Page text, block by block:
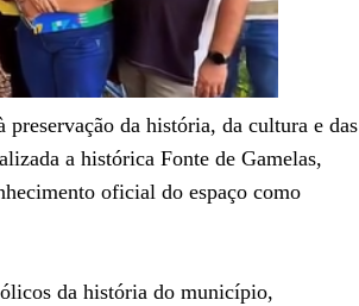
da história, da cultura e das
a histórica Fonte de Gamelas,
oficial do espaço como
da história do município,